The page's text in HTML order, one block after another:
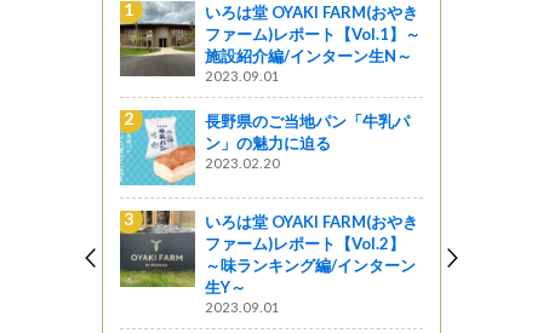
いろは堂 OYAKI FARM(おやき
ファーム)レポート【Vol.1】～
施設紹介編/インターン生N～
長野県のご当地パン「牛乳パ
ン」の魅力に迫る
いろは堂 OYAKI FARM(おやき
ファーム)レポート【Vol.2】
～味ランキング編/インターン
8/8(土)8/9(日)開催！
州上田七夕まつり
じょうしょう気流
線路は続くよどこま
特急あずさに乗ってみ
伊那合同庁舎でテレビ
のロケーション撮影が
ました！🎬✨